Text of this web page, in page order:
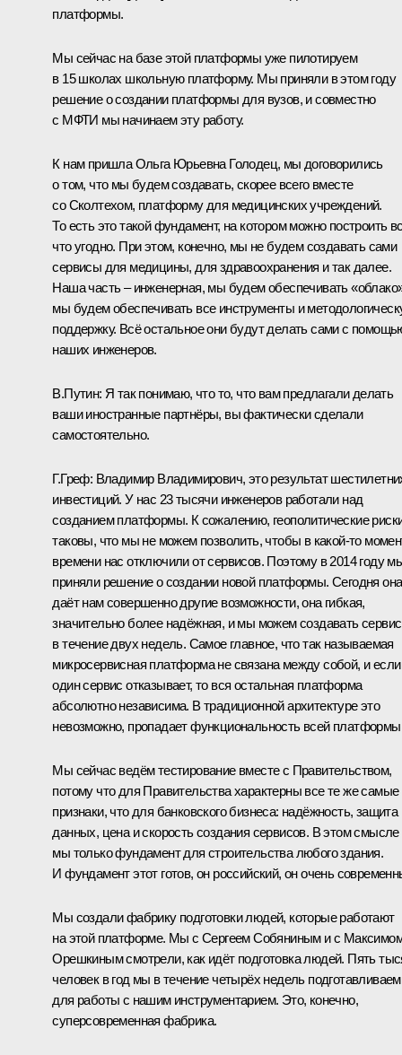
платформы.
Мы сейчас на базе этой платформы уже пилотируем
в 15 школах школьную платформу. Мы приняли в этом году
решение о создании платформы для вузов, и совместно
с МФТИ мы начинаем эту работу.
К нам пришлаОльга Юрьевна Голодец, мы договорились
о том, что мы будем создавать, скорее всего вместе
со Сколтехом, платформу для медицинских учреждений.
То есть это такой фундамент, на котором можно построить
что угодно. При этом, конечно, мы не будем создавать сами
сервисы для медицины, для здравоохранения и так далее.
Наша часть – инженерная, мы будем обеспечивать
мы будем обеспечивать все инструменты и
поддержку. Всё остальное они будут делать сами с
наших инженеров.
В.Путин: Я так понимаю, что то, что вам предлагали делать
ваши иностранные партнёры, вы фактически сделали
самостоятельно.
Г.Греф: Владимир Владимирович, это результат
инвестиций. У нас 23 тысячи инженеров работали над
созданием платформы. К сожалению, геополитические
таковы, что мы не можем позволить, чтобы в какой-то
времени нас отключили от сервисов. Поэтому в 2014 году
приняли решение о создании новой платформы. Сегодня она
даёт нам совершенно другие возможности, она гибкая,
значительно более надёжная, и мы можем создавать
в течение двух недель. Самое главное, что так называемая
микросервисная платформа не связана между собой, и если
один сервис отказывает, то вся остальная платформа
абсолютно независима. В традиционной архитектуре это
невозможно, пропадает функциональность всей
Мы сейчас ведём тестирование вместе с Правительством,
потому что для Правительства характерны все те же самые
признаки, что для банковского бизнеса: надёжность, защита
данных, цена и скорость создания сервисов. В этом смысле
мы только фундамент для строительства любого здания.
И фундамент этот готов, он российский, он очень
Мы создали фабрику подготовки людей, которые работают
на этой платформе. Мы с Сергеем Собяниным и с
Орешкинымсмотрели, как идёт подготовка людей. Пять
человек в год мы в течение четырёх недель подготавливаем
для работы с нашим инструментарием. Это, конечно,
суперсовременная фабрика.